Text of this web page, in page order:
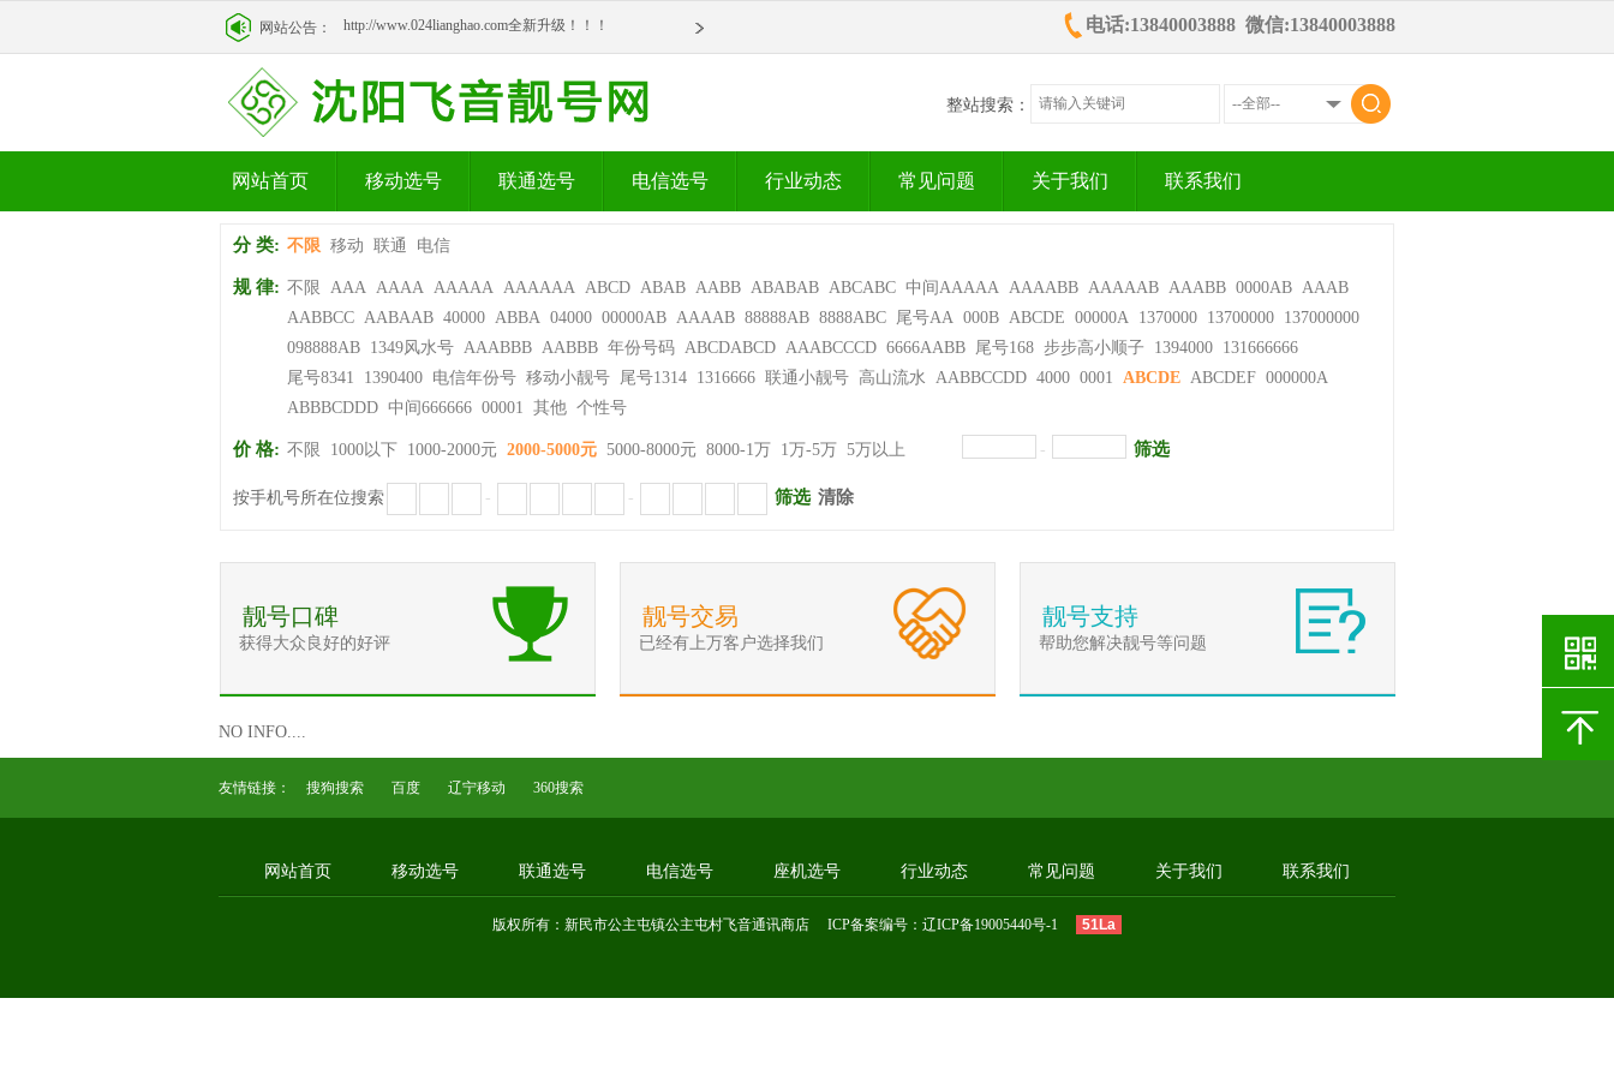
网站公告： http://www.024lianghao.com全新升级！！！ 电话:13840003888 微信:13840003888
整站搜索：
网站首页 移动选号 联通选号 电信选号 行业动态 常见问题 关于我们 联系我们
分 类: 不限 移动 联通 电信
规 律: 不限 AAA AAAA AAAAA AAAAAA ABCD ABAB AABB ABABAB ABCABC 中间AAAAA AAAABB AAAAAB AAABB 0000AB AAAB
AABBCC AABAAB 40000 ABBA 04000 00000AB AAAAB 88888AB 8888ABC 尾号AA 000B ABCDE 00000A 1370000 13700000 137000000
098888AB 1349风水号 AAABBB AABBB 年份号码 ABCDABCD AAABCCCD 6666AABB 尾号168 步步高小顺子 1394000 131666666
尾号8341
1390400 电信年份号 移动小靓号 尾号1314 1316666 联通小靓号 高山流水 AABBCCDD 4000 0001 ABCDE ABCDEF 000000A
ABBBCDDD 中间666666 00001 其他 个性号
价 格: 不限 1000以下 1000-2000元 2000-5000元 5000-8000元 8000-1万 1万-5万 5万以上 - 筛选
按手机号所在位搜索 - - 筛选 清除
靓号口碑
获得大众良好的好评
靓号交易
已经有上万客户选择我们
靓号支持
帮助您解决靓号等问题
NO INFO....
友情链接： 搜狗搜索 百度 辽宁移动 360搜索
网站首页 移动选号 联通选号 电信选号 座机选号 行业动态 常见问题 关于我们 联系我们
版权所有：新民市公主屯镇公主屯村飞音通讯商店 ICP备案编号： 辽ICP备19005440号-1 51La